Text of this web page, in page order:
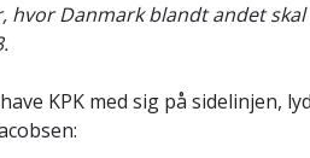
Danmark blandt andet
KPK med sig på sidelinjen,